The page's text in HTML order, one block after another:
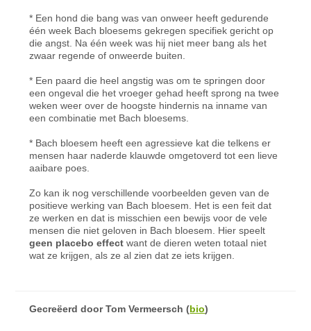
* Een hond die bang was van onweer heeft gedurende
één week Bach bloesems gekregen specifiek gericht op
die angst. Na één week was hij niet meer bang als het
zwaar regende of onweerde buiten.
* Een paard die heel angstig was om te springen door
een ongeval die het vroeger gehad heeft sprong na twee
weken weer over de hoogste hindernis na inname van
een combinatie met Bach bloesems.
* Bach bloesem heeft een agressieve kat die telkens er
mensen haar naderde klauwde omgetoverd tot een lieve
aaibare poes.
Zo kan ik nog verschillende voorbeelden geven van de
positieve werking van Bach bloesem. Het is een feit dat
ze werken en dat is misschien een bewijs voor de vele
mensen die niet geloven in Bach bloesem. Hier speelt
geen placebo effect want de dieren weten totaal niet
wat ze krijgen, als ze al zien dat ze iets krijgen.
Gecreëerd doorTom Vermeersch (bio)